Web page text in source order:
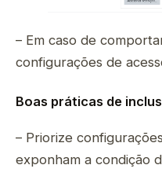
– Em caso de
configurações de
Boas práticas de
– Priorize
exponham a condição